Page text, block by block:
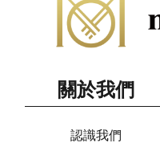
關於我們
認識我們